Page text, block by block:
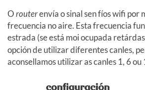
Orouterenvía o sinal sen fíos wifi por
frecuencia no aire. Esta frecuencia
estrada (se está moi ocupada
opción de utilizar diferentes canles,
aconsellamos utilizar as canles 1, 6 ou